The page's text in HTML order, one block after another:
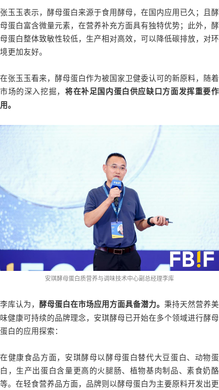
张玉玉表示，酵母蛋白来源于食用酵母，在国内应用已久；且酵
母蛋白富含微量元素，在营养补充方面具有独特优势；此外，酵
母蛋白整体致敏性较低，生产相对高效，可以降低碳排放，对环
境更加友好。
在张玉玉看来，酵母蛋白作为被国家卫健委认可的新原料，随着
市场的深入挖掘， 将在补足国内蛋白供应缺口方面发挥重要作
用。
安琪酵母蛋白质营养与调味技术中心副总经理李库
李库认为， 酵母蛋白在市场应用方面具备潜力。 秉持天然营养美
味健康可持续的品牌理念，安琪酵母已开始在多个领域进行酵母
蛋白的应用探索：
在健康食品方面，安琪酵母以酵母蛋白替代大豆蛋白、动物蛋
白，生产出蛋白含量更高的火腿肠、植物基肉制品、素食奶酪
等。在轻食营养品方面，品牌则以酵母蛋白为主要原料开发出更